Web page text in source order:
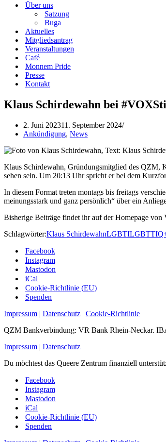
Über uns
Satzung
Buga
Aktuelles
Mitgliedsantrag
Veranstaltungen
Café
Monnem Pride
Presse
Kontakt
Klaus Schirdewahn bei
2. Juni 202311. September 2024
Ankündigung, News
Klaus Schirdewahn, Gründungsmitglied des QZM,
sehen sein. Um 20:13 Uhr spricht er bei dem
In diesem Format treten montags bis freitags
meinungsstark und ganz persönlich“ über ein
Bisherige Beiträge findet ihr auf der Homepage
Schlagwörter:Klaus SchirdewahnLGBTI
Facebook
Instagram
Mastodon
iCal
Cookie-Richtlinie (EU)
Spenden
Impressum | Datenschutz | Cookie-Richtlinie
QZM Bankverbindung: VR Bank Rhein-Neckar.
Impressum | Datenschutz
Du möchtest das Queere Zentrum finanziell
Facebook
Instagram
Mastodon
iCal
Cookie-Richtlinie (EU)
Spenden